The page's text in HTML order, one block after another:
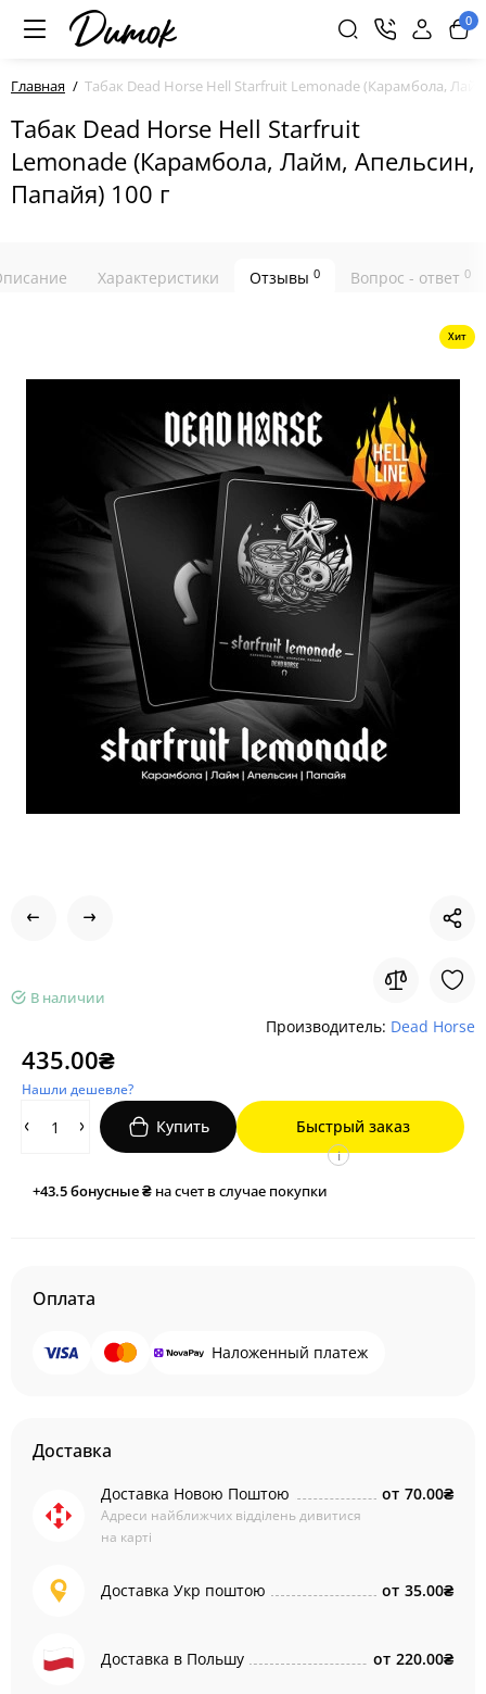
0
Главная Табак Dead Horse Hell Starfruit Lemonade (Карамбола,
Табак Dead Horse Hell Starfruit
Lemonade (Карамбола, Лайм, Апельсин,
Папайя) 100 г
Характеристики Отзывы 0 Вопрос - ответ 0
Хит
В наличии
Производитель: Dead Horse
435.00₴
Нашли дешевле?
Купить Быстрый заказ
+43.5бонусные ₴ на счет в случае покупки
i
Оплата
Наложенный платеж
Доставка
Доставка Новою Поштою
Адреси найближчих відділень дивитися
на карті
от 70.00₴
Доставка Укр поштою от 35.00₴
Доставка в Польшу от 220.00₴